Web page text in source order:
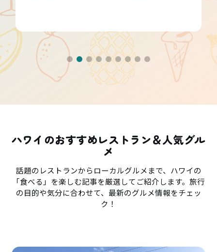
ハワイのおすすめレストラン＆人気グル
メ
話題のレストランからローカルグルメまで、ハワイの
「食べる」を楽しむ記事を厳選してご紹介します。旅行
の目的や気分に合わせて、最新のグルメ情報をチェッ
ク！